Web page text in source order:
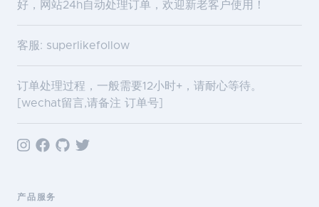
好，网站24h自动处理订单，欢迎新老客户使用！
客服: superlikefollow
订单处理过程，一般需要12小时+，请耐心等待。
[wechat留言,请备注 订单号]
产品服务